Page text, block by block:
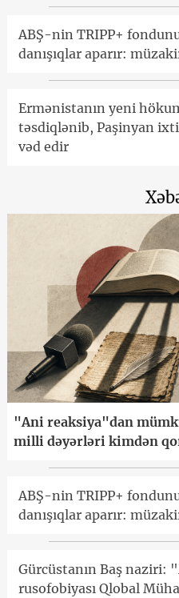
ABŞ-nin TRIPP+
danışıqlar aparır:
Ermənistanın yeni
təsdiqlənib, Paşinyan
vəd edir
"Ani reaksiya"dan
milli dəyərləri kimdən
ABŞ-nin TRIPP+
danışıqlar aparır:
Gürcüstanın Baş naziri:
rusofobiyası Qlobal